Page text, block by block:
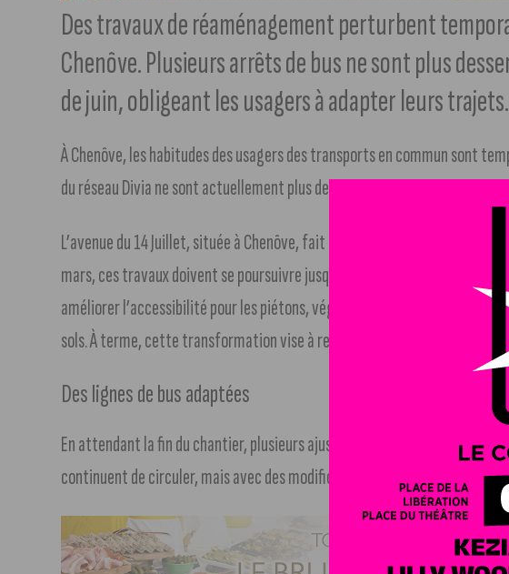
Des travaux de réaménagement perturbent
Chenôve. Plusieurs arrêts de bus ne sont plus
de juin, obligeant les usagers à adapter leurs trajets.
À Chenôve, les habitudes des usagers des transports en commun sont
du réseau Divia ne sont actuellement plus desservis en raison
L’avenue du 14 Juillet, située à Chenôve, fait l’objet d’un vaste
mars, ces travaux doivent se poursuivre jusqu’au début du mois de juin.
améliorer l’accessibilité pour les piétons, végétaliser davantage l’espace
sols. À terme, cette transformation vise à rendre le secteur plus agréable
Des lignes de bus adaptées
En attendant la fin du chantier, plusieurs ajustements ont été mis en
continuent de circuler, mais avec des modifications de parcours et des